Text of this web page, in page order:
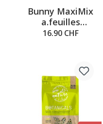
Bunny MaxiMix
a.feuilles
d.framboise 400g
16.90 CHF